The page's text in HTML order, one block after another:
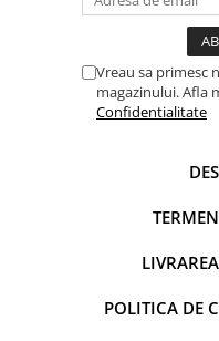
Vreau sa primesc
magazinului. Afla
Confidentialitate
POLITICA DE